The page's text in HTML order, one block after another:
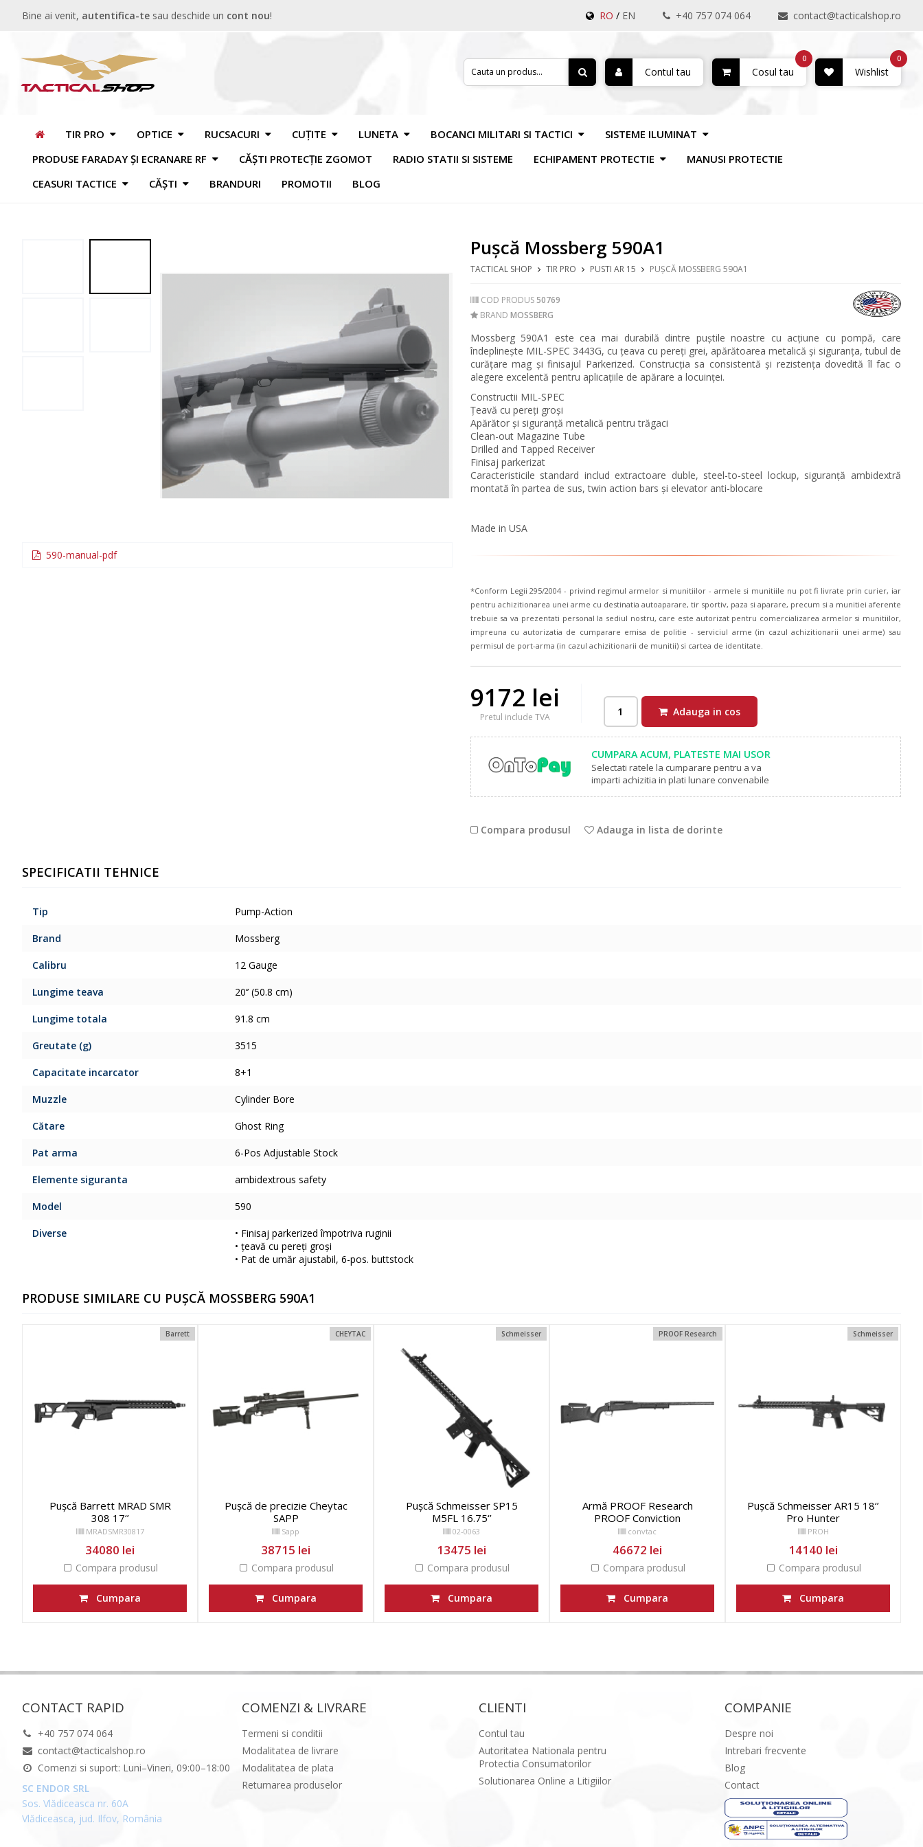
Bine ai venit, autentifica-te sau deschide un cont nou! RO / EN +40 757 074 064 contact@tacticalshop.ro
Contul tau Cosul tau
0
Wishlist
0
TIR PRO OPTICE RUCSACURI CUȚITE LUNETA BOCANCI MILITARI SI TACTICI
SISTEME ILUMINAT
PRODUSE FARADAY ȘI ECRANARE RF
CĂȘTI PROTECȚIE ZGOMOT RADIO STATII SI SISTEME ECHIPAMENT PROTECTIE
MANUSI PROTECTIE
CEASURI TACTICE
CĂȘTI BRANDURI PROMOTII BLOG
590-manual-pdf
Pușcă Mossberg 590A1
TACTICAL SHOP TIR PRO PUSTI AR 15 PUȘCĂ MOSSBERG 590A1
COD PRODUS 50769
BRAND MOSSBERG
Mossberg 590A1 este cea mai durabilă dintre puștile noastre cu acțiune cu pompă, care
îndeplinește MIL-SPEC 3443G, cu țeava cu pereți grei, apărătoarea metalică și siguranța, tubul de
curățare mag și finisajul Parkerized. Construcția sa consistentă și rezistența dovedită îl fac o
alegere excelentă pentru aplicațiile de apărare a locuinței.
Constructii MIL-SPEC
Țeavă cu pereți groși
Apărător și siguranță metalică pentru trăgaci
Clean-out Magazine Tube
Drilled and Tapped Receiver
Finisaj parkerizat
Caracteristicile standard includ extractoare duble, steel-to-steel lockup, siguranță ambidextră
montată în partea de sus,twin action bars și elevator anti-blocare
Made in USA
*Conform Legii 295/2004 - privind regimul armelor si munitiilor - armele si munitiile nu pot fi livrate prin curier, iar
pentru achizitionarea unei arme cu destinatia autoaparare, tir sportiv, paza si aparare, precum si a munitiei aferente
trebuie sa va prezentati personal la sediul nostru, care este autorizat pentru comercializarea armelor si munitiilor,
impreuna cu autorizatia de cumparare emisa de politie - serviciul arme (in cazul achizitionarii unei arme) sau
permisul de port-arma (in cazul achizitionarii de munitii) si cartea de identitate.
9172 lei
Pretul include TVA Adauga in cos
CUMPARA ACUM, PLATESTE MAI USOR
Selectati ratele la cumparare pentru a va
imparti achizitia in plati lunare convenabile
Compara produsul Adauga in lista de dorinte
SPECIFICATII TEHNICE
Tip Pump-Action
Brand Mossberg
Calibru 12 Gauge
Lungime teava 20‘’ (50.8 cm)
Lungime totala 91.8 cm
Greutate (g) 3515
Capacitate incarcator 8+1
Muzzle Cylinder Bore
Cătare Ghost Ring
Pat arma 6-Pos Adjustable Stock
Elemente siguranta ambidextrous safety
Model 590
Diverse
• Finisaj parkerized împotriva ruginii
• țeavă cu pereți groși
• Pat de umăr ajustabil, 6-pos. buttstock
PRODUSE SIMILARE CU PUȘCĂ MOSSBERG 590A1
Barrett
Pușcă Barrett MRAD SMR
308 17‘’
MRADSMR30817
34080 lei
Compara produsul
Cumpara
CHEYTAC
Pușcă de precizie Cheytac
SAPP
Sapp
38715 lei
Compara produsul
Cumpara
Schmeisser
Pușcă Schmeisser SP15
M5FL 16.75‘’
02-0063
13475 lei
Compara produsul
Cumpara
PROOF Research
Armă PROOF Research
PROOF Conviction
convtac
46672 lei
Compara produsul
Cumpara
Schmeisser
Pușcă Schmeisser AR15 18‘’
Pro Hunter
PROH
14140 lei
Compara produsul
Cumpara
CONTACT RAPID
+40 757 074 064
contact@tacticalshop.ro
Comenzi si suport: Luni–Vineri, 09:00–18:00
SC ENDOR SRL
Sos. Vlădiceasca nr. 60A
Vlădiceasca, jud. Ilfov, România
COMENZI & LIVRARE
Termeni si conditii
Modalitatea de livrare
Modalitatea de plata
Returnarea produselor
CLIENTI
Contul tau
Autoritatea Nationala pentru
Protectia Consumatorilor
Solutionarea Online a Litigiilor
COMPANIE
Despre noi
Intrebari frecvente
Blog
Contact